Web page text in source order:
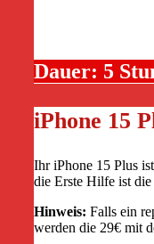
Dauer: 5
iPhone 15
Ihr iPhone 15 Plus
die Erste Hilfe ist
Hinweis: Falls ein
werden die 29€ mit